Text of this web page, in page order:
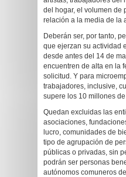
del hogar, el volumen de
relación a la media de la
Deberán ser, por tanto,
que ejerzan su actividad
desde antes del 14 de
encuentren de alta en la
solicitud. Y para
trabajadores, inclusive,
supere los 10 millones
Quedan excluidas las
asociaciones,
lucro, comunidades de
tipo de agrupación de
públicas o privadas, sin
podrán ser personas
autónomos comuneros